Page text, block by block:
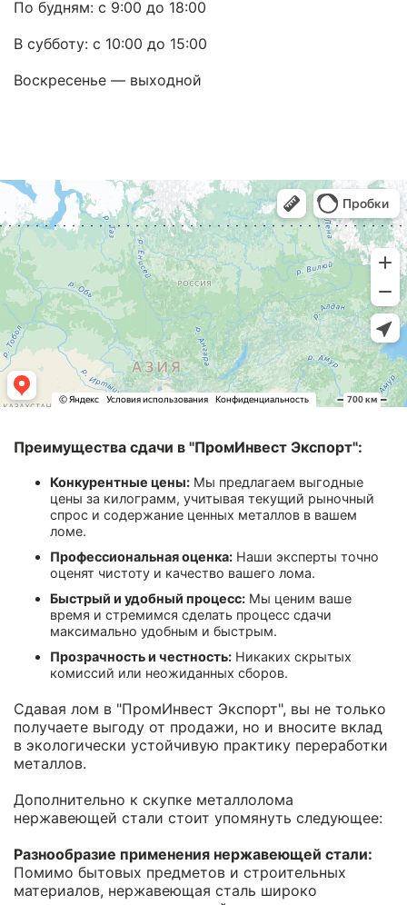
По будням: с 9:00 до 18:00
В субботу: с 10:00 до 15:00
Воскресенье — выходной
Преимущества сдачи в "ПромИнвест Экспорт":
Конкурентные цены: Мы предлагаем выгодные
цены за килограмм, учитывая текущий рыночный
спрос и содержание ценных металлов в вашем
ломе.
Профессиональная оценка: Наши эксперты точно
оценят чистоту и качество вашего лома.
Быстрый и удобный процесс: Мы ценим ваше
время и стремимся сделать процесс сдачи
максимально удобным и быстрым.
Прозрачность и честность: Никаких скрытых
комиссий или неожиданных сборов.
Сдавая лом в "ПромИнвест Экспорт", вы не только
получаете выгоду от продажи, но и вносите вклад
в экологически устойчивую практику переработки
металлов.
Дополнительно к скупке металлолома
нержавеющей стали стоит упомянуть следующее:
Разнообразие применения нержавеющей стали:
Помимо бытовых предметов и строительных
материалов, нержавеющая сталь широко